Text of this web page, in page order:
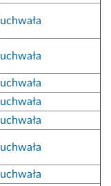
uchwała
uchwała
uchwała
uchwała
uchwała
uchwała
uchwała